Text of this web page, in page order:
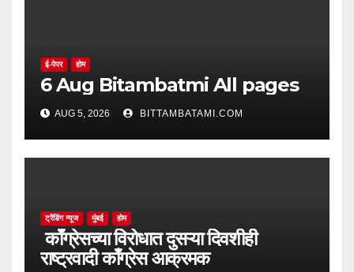
ई-पेपर होम
6 Aug Bitambatmi All pages
AUG 5, 2026 BITTAMBATAMI.COM
ट्रेंडिंग न्यूज मुंबई होम
काँग्रेसच्या विरोधात दुसऱ्या दिवशीही
राष्ट्रवादी काँग्रेस आक्रमक